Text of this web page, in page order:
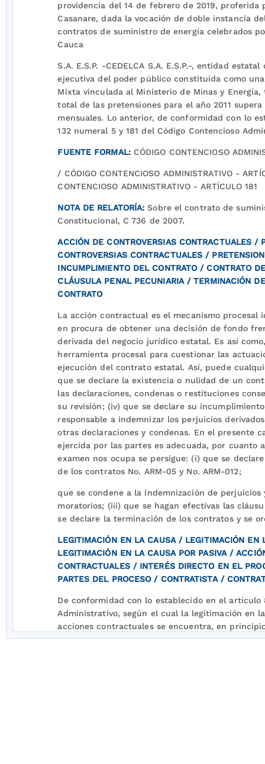
providencia del 14 de febrero de 2019,
Casanare, dada la vocación de doble instancia
contratos de suministro de energía celebrados
Cauca
S.A. E.S.P. -CEDELCA S.A. E.S.P.-, entidad
ejecutiva del poder público constituida como
Mixta vinculada al Ministerio de Minas y
total de las pretensiones para el año 2011
mensuales. Lo anterior, de conformidad con lo
132 numeral 5 y 181 del Código Contencioso
FUENTE FORMAL: CÓDIGO CONTENCIOSO
/ CÓDIGO CONTENCIOSO ADMINISTRATIVO -
CONTENCIOSO ADMINISTRATIVO - ARTÍCULO 181
NOTA DE RELATORÍA:Sobre el contrato de
Constitucional, C 736 de 2007.
ACCIÓN DE CONTROVERSIAS CONTRACTUALES /
CONTROVERSIAS CONTRACTUALES /
INCUMPLIMIENTO DEL CONTRATO / CONTRATO
CLÁUSULA PENAL PECUNIARIA / TERMINACIÓN
CONTRATO
La acción contractual es el mecanismo procesal
en procura de obtener una decisión de fondo
derivada del negocio jurídico estatal. Es así
herramienta procesal para cuestionar las
ejecución del contrato estatal. Así, puede
que se declare la existencia o nulidad de un
las declaraciones, condenas o restituciones
su revisión; (iv) que se declare su
responsable a indemnizar los perjuicios
otras declaraciones y condenas. En el presente
ejercida por las partes es adecuada, por cuanto
examen nos ocupa se persigue: (i) que se
de los contratos No. ARM-05 y No. ARM-012;
que se condene a la indemnización de perjuicios
moratorios; (iii) que se hagan efectivas las
se declare la terminación de los contratos y se
LEGITIMACIÓN EN LA CAUSA / LEGITIMACIÓN EN
LEGITIMACIÓN EN LA CAUSA POR PASIVA /
CONTRACTUALES / INTERÉS DIRECTO EN EL
PARTES DEL PROCESO / CONTRATISTA /
De conformidad con lo establecido en el artículo
Administrativo, según el cual la legitimación en
acciones contractuales se encuentra, en
contrato, la Sala concluye que Asociados de